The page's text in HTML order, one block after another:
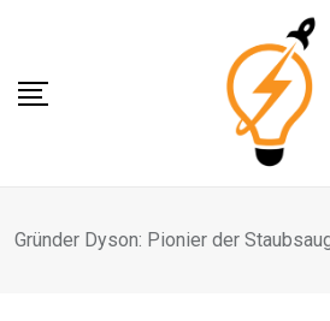
content
Gründer Dyson: Pionier der